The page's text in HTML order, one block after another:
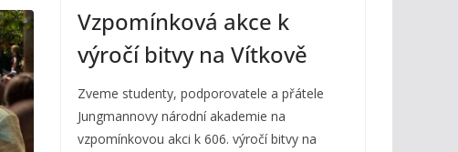
Vzpomínková akce k
výročí bitvy na Vítkově
Zveme studenty, podporovatele a přátele
Jungmannovy národní akademie na
vzpomínkovou akci k 606. výročí bitvy na